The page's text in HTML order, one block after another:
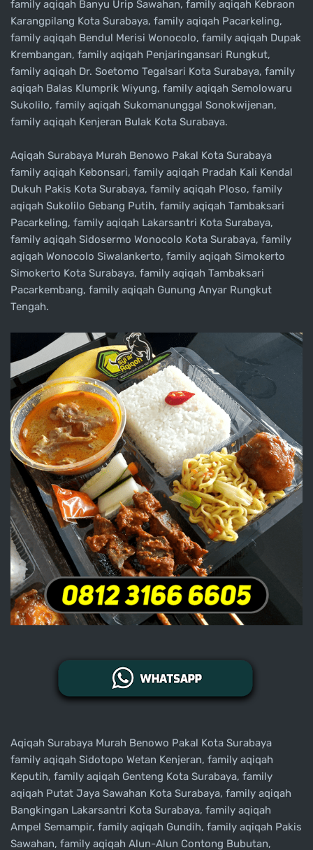
family aqiqah Banyu Urip Sawahan, family aqiqah Kebraon
Karangpilang Kota Surabaya, family aqiqah Pacarkeling,
family aqiqah Bendul Merisi Wonocolo, family aqiqah Dupak
Krembangan, family aqiqah Penjaringansari Rungkut,
family aqiqah Dr. Soetomo Tegalsari Kota Surabaya, family
aqiqah Balas Klumprik Wiyung, family aqiqah Semolowaru
Sukolilo, family aqiqah Sukomanunggal Sonokwijenan,
family aqiqah Kenjeran Bulak Kota Surabaya.
Aqiqah Surabaya Murah Benowo Pakal Kota Surabaya
family aqiqah Kebonsari, family aqiqah Pradah Kali Kendal
Dukuh Pakis Kota Surabaya, family aqiqah Ploso, family
aqiqah Sukolilo Gebang Putih, family aqiqah Tambaksari
Pacarkeling, family aqiqah Lakarsantri Kota Surabaya,
family aqiqah Sidosermo Wonocolo Kota Surabaya, family
aqiqah Wonocolo Siwalankerto, family aqiqah Simokerto
Simokerto Kota Surabaya, family aqiqah Tambaksari
Pacarkembang, family aqiqah Gunung Anyar Rungkut
Tengah.
Aqiqah Surabaya Murah Benowo Pakal Kota Surabaya
family aqiqah Sidotopo Wetan Kenjeran, family aqiqah
Keputih, family aqiqah Genteng Kota Surabaya, family
aqiqah Putat Jaya Sawahan Kota Surabaya, family aqiqah
Bangkingan Lakarsantri Kota Surabaya, family aqiqah
Ampel Semampir, family aqiqah Gundih, family aqiqah Pakis
Sawahan, family aqiqah Alun-Alun Contong Bubutan,